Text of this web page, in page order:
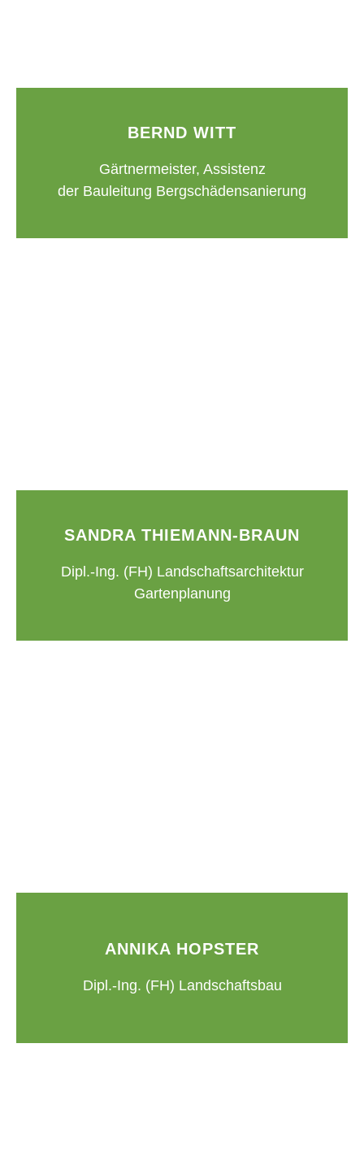
BERND WITT
Gärtnermeister, Assistenz
der Bauleitung Bergschädensanierung
SANDRA THIEMANN-BRAUN
Dipl.-Ing. (FH) Landschaftsarchitektur
Gartenplanung
ANNIKA HOPSTER
Dipl.-Ing. (FH) Landschaftsbau